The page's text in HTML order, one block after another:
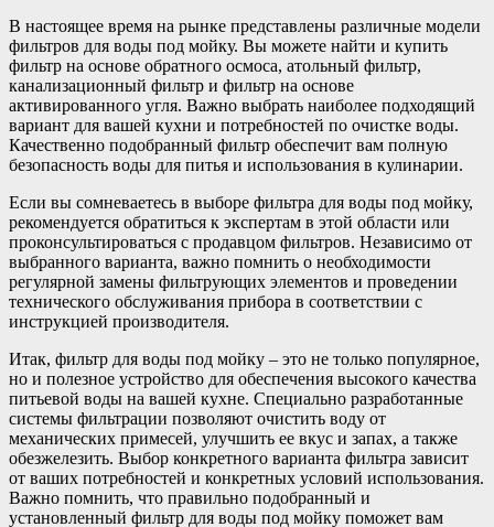
В настоящее время на рынке представлены различные модели
фильтров для воды под мойку. Вы можете найти и купить
фильтр на основе обратного осмоса, атольный фильтр,
канализационный фильтр и фильтр на основе
активированного угля. Важно выбрать наиболее подходящий
вариант для вашей кухни и потребностей по очистке воды.
Качественно подобранный фильтр обеспечит вам полную
безопасность воды для питья и использования в кулинарии.
Если вы сомневаетесь в выборе фильтра для воды под мойку,
рекомендуется обратиться к экспертам в этой области или
проконсультироваться с продавцом фильтров. Независимо от
выбранного варианта, важно помнить о необходимости
регулярной замены фильтрующих элементов и проведении
технического обслуживания прибора в соответствии с
инструкцией производителя.
Итак, фильтр для воды под мойку – это не только популярное,
но и полезное устройство для обеспечения высокого качества
питьевой воды на вашей кухне. Специально разработанные
системы фильтрации позволяют очистить воду от
механических примесей, улучшить ее вкус и запах, а также
обезжелезить. Выбор конкретного варианта фильтра зависит
от ваших потребностей и конкретных условий использования.
Важно помнить, что правильно подобранный и
установленный фильтр для воды под мойку поможет вам